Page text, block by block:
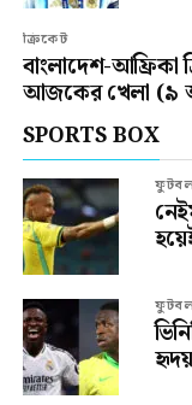
ক্রিকেট
বাংলাদেশ-আফ্রিকা
আজকের খেলা (৯
SPORTS BOX